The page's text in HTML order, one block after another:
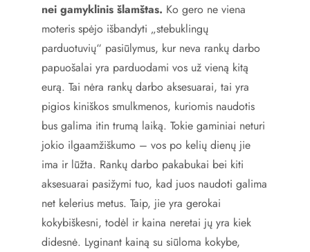
nei gamyklinis šlamštas. Ko gero ne viena
moteris spėjo išbandyti „stebuklingų
parduotuvių“ pasiūlymus, kur neva rankų darbo
papuošalai yra parduodami vos už vieną kitą
eurą. Tai nėra rankų darbo aksesuarai, tai yra
pigios kiniškos smulkmenos, kuriomis naudotis
bus galima itin trumą laiką. Tokie gaminiai neturi
jokio ilgaamžiškumo – vos po kelių dienų jie
ima ir lūžta. Rankų darbo pakabukai bei kiti
aksesuarai pasižymi tuo, kad juos naudoti galima
net kelerius metus. Taip, jie yra gerokai
kokybiškesni, todėl ir kaina neretai jų yra kiek
didesnė. Lyginant kainą su siūloma kokybe,